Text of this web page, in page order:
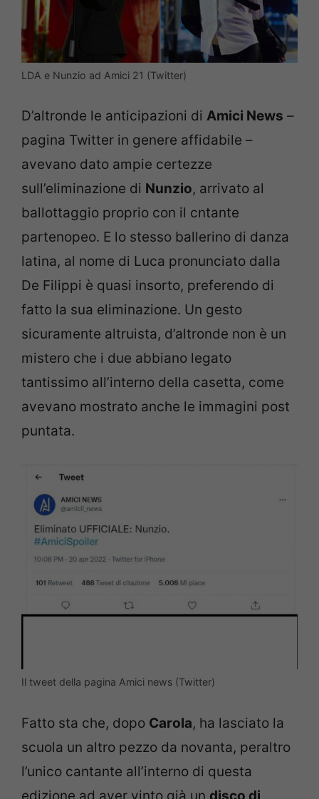
LDA e Nunzio ad Amici 21 (Twitter)
D’altronde le anticipazioni di Amici News –
pagina Twitter in genere affidabile –
avevano dato ampie certezze
sull’eliminazione di Nunzio, arrivato al
ballottaggio proprio con il cntante
partenopeo. E lo stesso ballerino di danza
latina, al nome di Luca pronunciato dalla
De Filippi è quasi insorto, preferendo di
fatto la sua eliminazione. Un gesto
sicuramente altruista, d’altronde non è un
mistero che i due abbiano legato
tantissimo all’interno della casetta, come
avevano mostrato anche le immagini post
puntata.
Il tweet della pagina Amici news (Twitter)
Fatto sta che, dopo Carola, ha lasciato la
scuola un altro pezzo da novanta, peraltro
l’unico cantante all’interno di questa
edizione ad aver vinto già un disco di